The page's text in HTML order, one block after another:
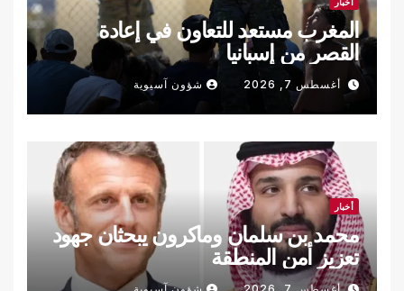
المغرب مستعد للتعاون في إعادة
القصر من إسبانيا
أغسطس 7, 2026 شؤون آسيوية
أخبار
محمد بن سلمان وماكرون يبحثان جهود
تعزيز أمن المنطقة